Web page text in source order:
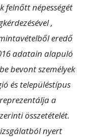
felnőtt népességét
,
eredő
adatain alapuló
bevont személyek
és településtípus
a
összetételét.
nyert